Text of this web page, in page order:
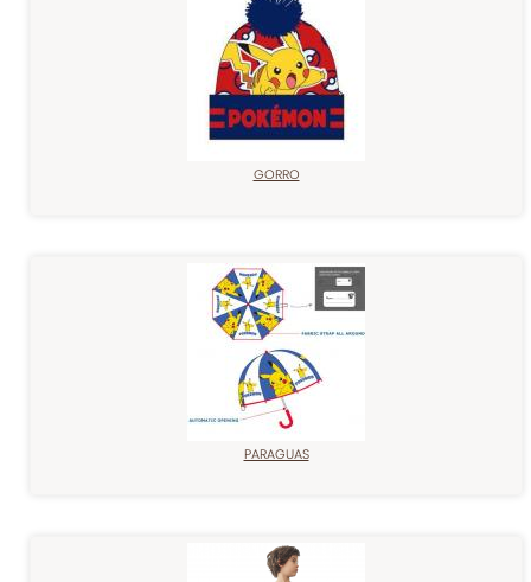
GORRO
PARAGUAS